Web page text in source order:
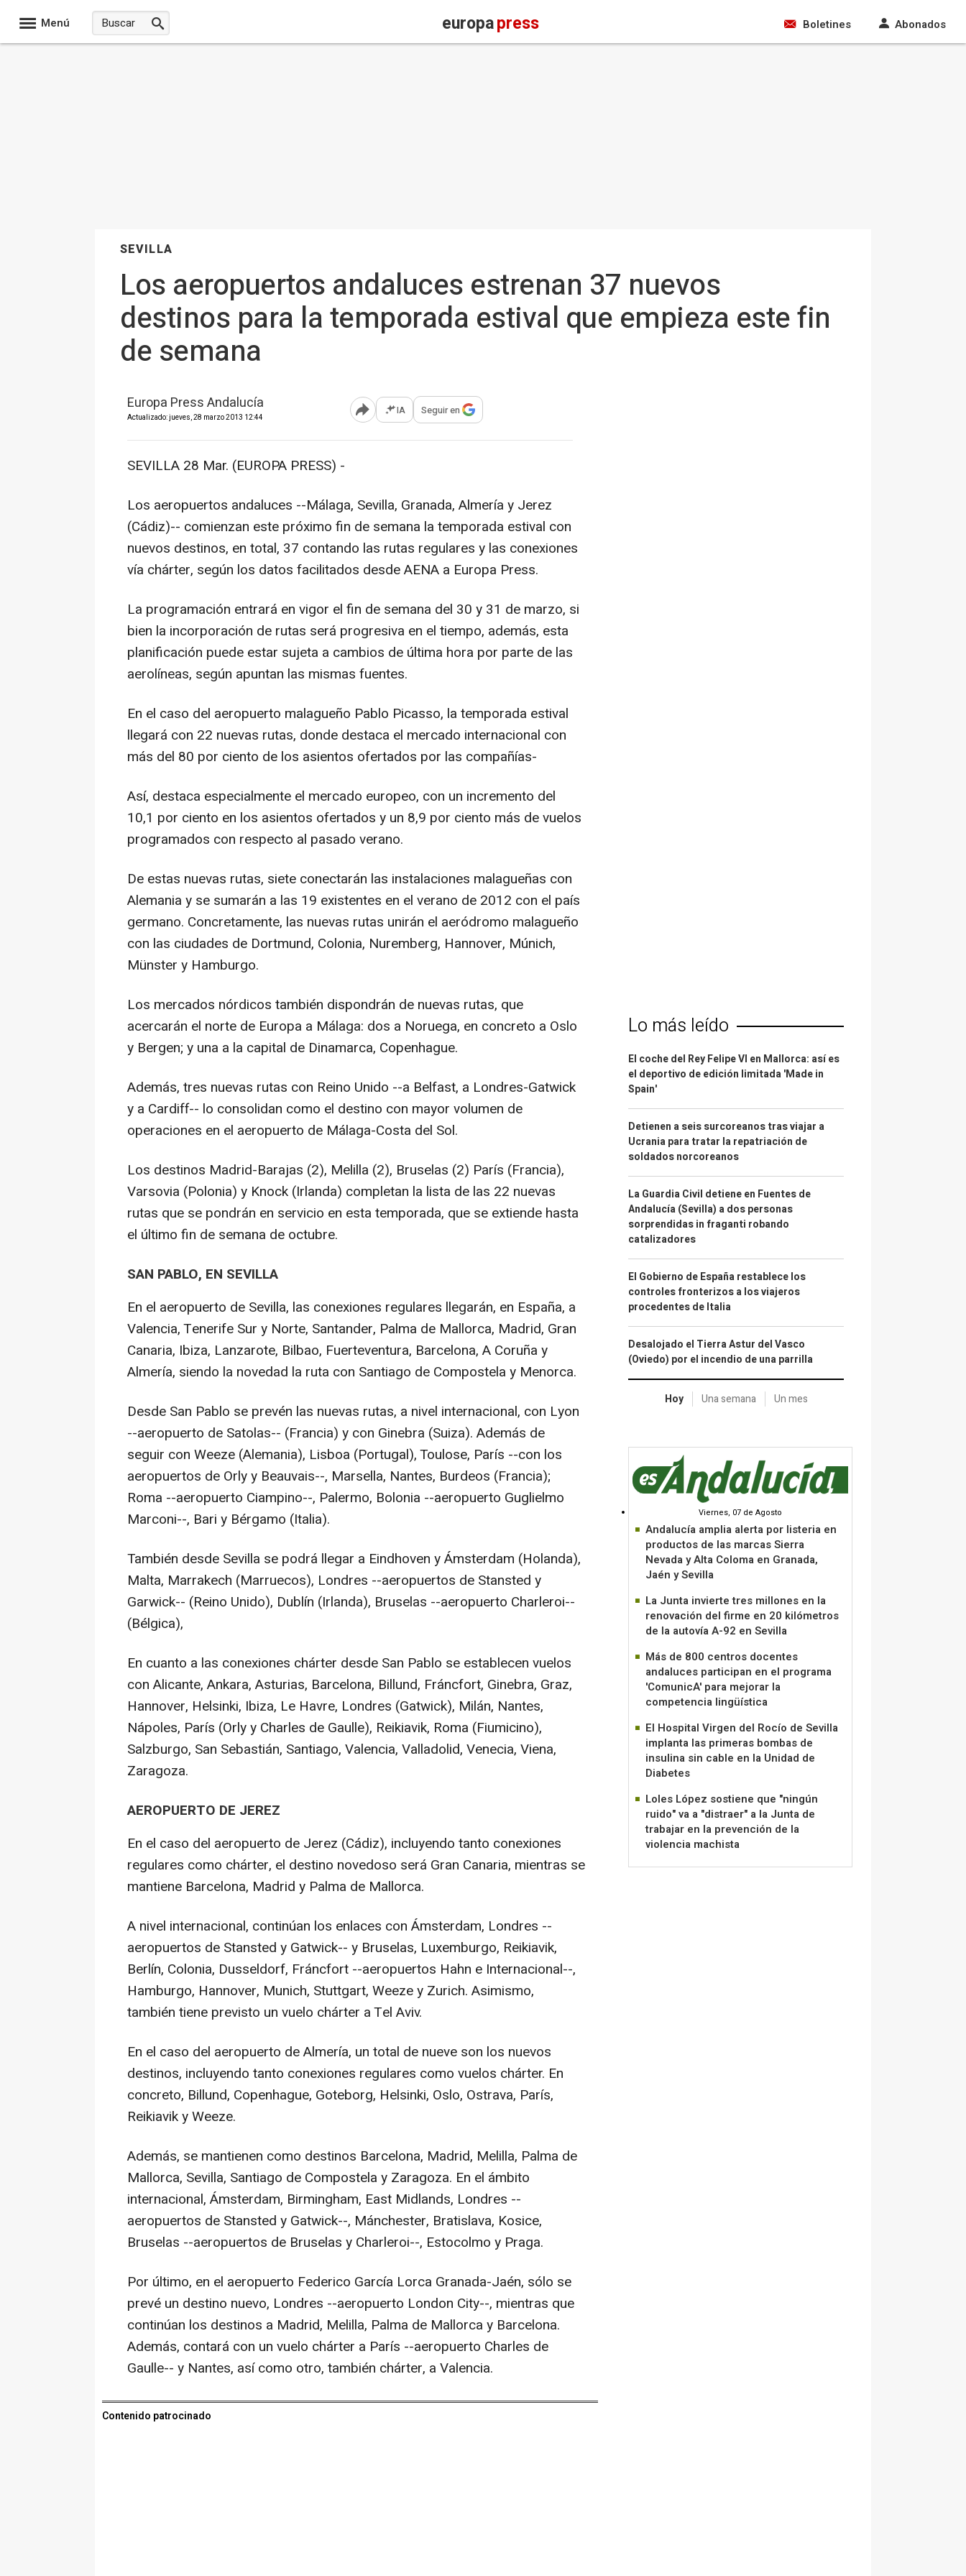
Menú europapress Boletines Abonados
SEVILLA
Los aeropuertos andaluces estrenan 37 nuevos
destinos para la temporada estival que empieza este fin
de semana
Europa Press Andalucía
Actualizado: jueves, 28 marzo 2013 12:44 Abrir opciones para compartir
IA Seguir en
SEVILLA 28 Mar. (EUROPA PRESS) -
Los aeropuertos andaluces --Málaga, Sevilla, Granada, Almería y Jerez
(Cádiz)-- comienzan este próximo fin de semana la temporada estival con
nuevos destinos, en total, 37 contando las rutas regulares y las conexiones
vía chárter, según los datos facilitados desde AENA a Europa Press.
La programación entrará en vigor el fin de semana del 30 y 31 de marzo, si
bien la incorporación de rutas será progresiva en el tiempo, además, esta
planificación puede estar sujeta a cambios de última hora por parte de las
aerolíneas, según apuntan las mismas fuentes.
En el caso del aeropuerto malagueño Pablo Picasso, la temporada estival
llegará con 22 nuevas rutas, donde destaca el mercado internacional con
más del 80 por ciento de los asientos ofertados por las compañías-
Así, destaca especialmente el mercado europeo, con un incremento del
10,1 por ciento en los asientos ofertados y un 8,9 por ciento más de vuelos
programados con respecto al pasado verano.
De estas nuevas rutas, siete conectarán las instalaciones malagueñas con
Alemania y se sumarán a las 19 existentes en el verano de 2012 con el país
germano. Concretamente, las nuevas rutas unirán el aeródromo malagueño
con las ciudades de Dortmund, Colonia, Nuremberg, Hannover, Múnich,
Münster y Hamburgo.
Los mercados nórdicos también dispondrán de nuevas rutas, que
acercarán el norte de Europa a Málaga: dos a Noruega, en concreto a Oslo
y Bergen; y una a la capital de Dinamarca, Copenhague.
Además, tres nuevas rutas con Reino Unido --a Belfast, a Londres-Gatwick
y a Cardiff-- lo consolidan como el destino con mayor volumen de
operaciones en el aeropuerto de Málaga-Costa del Sol.
Los destinos Madrid-Barajas (2), Melilla (2), Bruselas (2) París (Francia),
Varsovia (Polonia) y Knock (Irlanda) completan la lista de las 22 nuevas
rutas que se pondrán en servicio en esta temporada, que se extiende hasta
el último fin de semana de octubre.
SAN PABLO, EN SEVILLA
En el aeropuerto de Sevilla, las conexiones regulares llegarán, en España, a
Valencia, Tenerife Sur y Norte, Santander, Palma de Mallorca, Madrid, Gran
Canaria, Ibiza, Lanzarote, Bilbao, Fuerteventura, Barcelona, A Coruña y
Almería, siendo la novedad la ruta con Santiago de Compostela y Menorca.
Desde San Pablo se prevén las nuevas rutas, a nivel internacional, con Lyon
--aeropuerto de Satolas-- (Francia) y con Ginebra (Suiza). Además de
seguir con Weeze (Alemania), Lisboa (Portugal), Toulose, París --con los
aeropuertos de Orly y Beauvais--, Marsella, Nantes, Burdeos (Francia);
Roma --aeropuerto Ciampino--, Palermo, Bolonia --aeropuerto Guglielmo
Marconi--, Bari y Bérgamo (Italia).
También desde Sevilla se podrá llegar a Eindhoven y Ámsterdam (Holanda),
Malta, Marrakech (Marruecos), Londres --aeropuertos de Stansted y
Garwick-- (Reino Unido), Dublín (Irlanda), Bruselas --aeropuerto Charleroi--
(Bélgica),
En cuanto a las conexiones chárter desde San Pablo se establecen vuelos
con Alicante, Ankara, Asturias, Barcelona, Billund, Fráncfort, Ginebra, Graz,
Hannover, Helsinki, Ibiza, Le Havre, Londres (Gatwick), Milán, Nantes,
Nápoles, París (Orly y Charles de Gaulle), Reikiavik, Roma (Fiumicino),
Salzburgo, San Sebastián, Santiago, Valencia, Valladolid, Venecia, Viena,
Zaragoza.
AEROPUERTO DE JEREZ
En el caso del aeropuerto de Jerez (Cádiz), incluyendo tanto conexiones
regulares como chárter, el destino novedoso será Gran Canaria, mientras se
mantiene Barcelona, Madrid y Palma de Mallorca.
A nivel internacional, continúan los enlaces con Ámsterdam, Londres --
aeropuertos de Stansted y Gatwick-- y Bruselas, Luxemburgo, Reikiavik,
Berlín, Colonia, Dusseldorf, Fráncfort --aeropuertos Hahn e Internacional--,
Hamburgo, Hannover, Munich, Stuttgart, Weeze y Zurich. Asimismo,
también tiene previsto un vuelo chárter a Tel Aviv.
En el caso del aeropuerto de Almería, un total de nueve son los nuevos
destinos, incluyendo tanto conexiones regulares como vuelos chárter. En
concreto, Billund, Copenhague, Goteborg, Helsinki, Oslo, Ostrava, París,
Reikiavik y Weeze.
Además, se mantienen como destinos Barcelona, Madrid, Melilla, Palma de
Mallorca, Sevilla, Santiago de Compostela y Zaragoza. En el ámbito
internacional, Ámsterdam, Birmingham, East Midlands, Londres --
aeropuertos de Stansted y Gatwick--, Mánchester, Bratislava, Kosice,
Bruselas --aeropuertos de Bruselas y Charleroi--, Estocolmo y Praga.
Por último, en el aeropuerto Federico García Lorca Granada-Jaén, sólo se
prevé un destino nuevo, Londres --aeropuerto London City--, mientras que
continúan los destinos a Madrid, Melilla, Palma de Mallorca y Barcelona.
Además, contará con un vuelo chárter a París --aeropuerto Charles de
Gaulle-- y Nantes, así como otro, también chárter, a Valencia.
Contenido patrocinado
Lo más leído
El coche del Rey Felipe VI en Mallorca: así es
el deportivo de edición limitada 'Made in
Spain'
Detienen a seis surcoreanos tras viajar a
Ucrania para tratar la repatriación de
soldados norcoreanos
La Guardia Civil detiene en Fuentes de
Andalucía (Sevilla) a dos personas
sorprendidas in fraganti robando
catalizadores
El Gobierno de España restablece los
controles fronterizos a los viajeros
procedentes de Italia
Desalojado el Tierra Astur del Vasco
(Oviedo) por el incendio de una parrilla
Hoy Una semana Un mes
Viernes, 07 de Agosto
Andalucía amplia alerta por listeria en
productos de las marcas Sierra
Nevada y Alta Coloma en Granada,
Jaén y Sevilla
La Junta invierte tres millones en la
renovación del firme en 20 kilómetros
de la autovía A-92 en Sevilla
Más de 800 centros docentes
andaluces participan en el programa
'ComunicA' para mejorar la
competencia lingüística
El Hospital Virgen del Rocío de Sevilla
implanta las primeras bombas de
insulina sin cable en la Unidad de
Diabetes
Loles López sostiene que "ningún
ruido" va a "distraer" a la Junta de
trabajar en la prevención de la
violencia machista